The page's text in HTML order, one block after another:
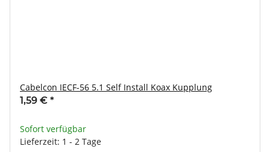
Cabelcon IECF-56 5.1 Self Install Koax Kupplung
1,59 € *
Sofort verfügbar
Lieferzeit: 1 - 2 Tage